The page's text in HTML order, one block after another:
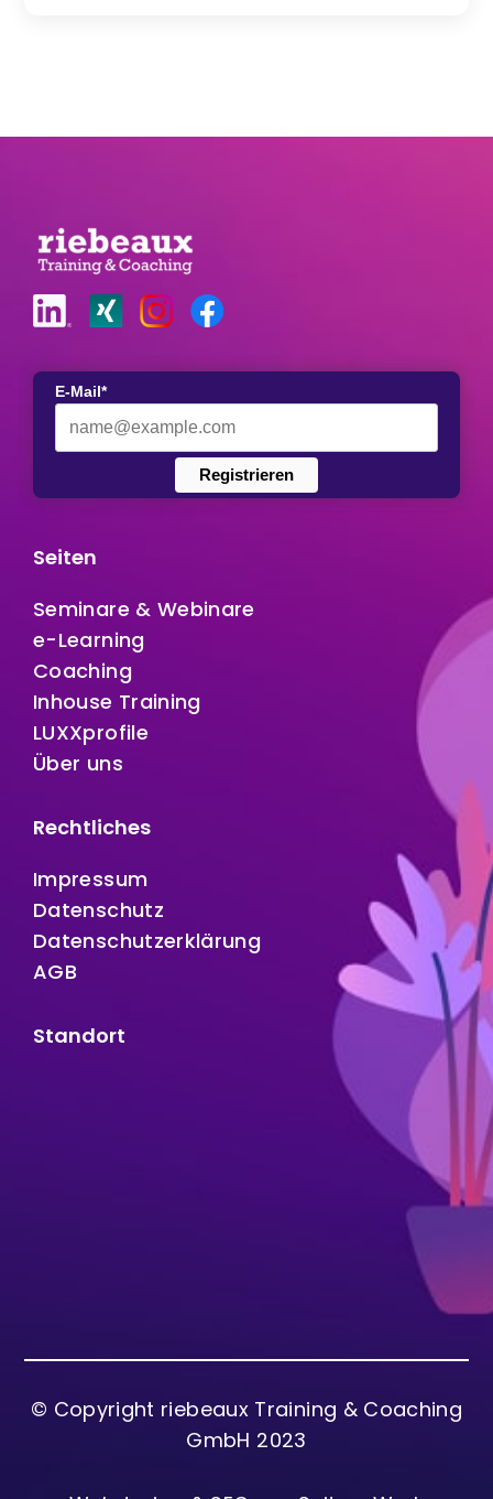
E-Mail*
Registrieren
Seiten
Seminare & Webinare
e-Learning
Coaching
Inhouse Training
LUXXprofile
Über uns
Rechtliches
Impressum
Datenschutz
Datenschutzerklärung
AGB
Standort
© Copyright riebeaux Training & Coaching
GmbH 2023